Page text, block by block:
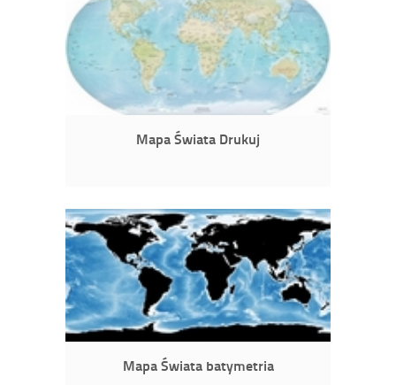
Mapa Świata Drukuj
Mapa Świata batymetria